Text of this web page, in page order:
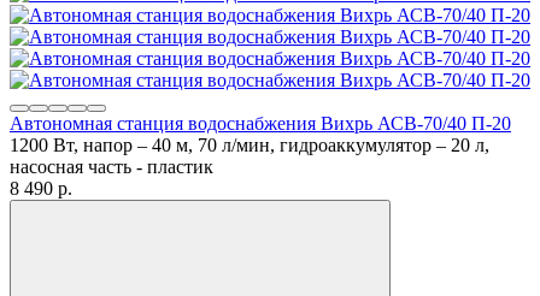
Автономная станция водоснабжения Вихрь АСВ-70/40 П-20
1200 Вт, напор – 40 м, 70 л/мин, гидроаккумулятор – 20 л,
насосная часть - пластик
8 490 p.